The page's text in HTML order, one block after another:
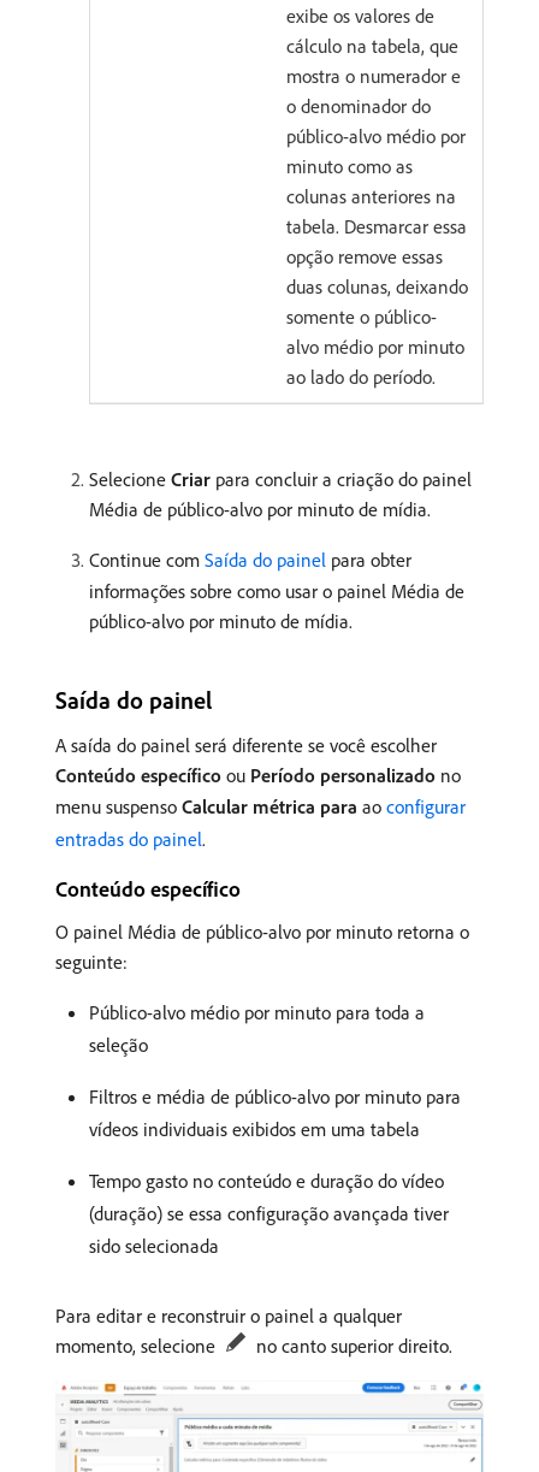
exibe os valores de
cálculo na tabela, que
mostra o numerador e
o denominador do
público-alvo médio por
minuto como as
colunas anteriores na
tabela. Desmarcar essa
opção remove essas
duas colunas, deixando
somente o público-
alvo médio por minuto
ao lado do período.
Selecione Criar para concluir a criação do painel
Média de público-alvo por minuto de mídia.
Continue com Saída do painel para obter
informações sobre como usar o painel Média de
público-alvo por minuto de mídia.
Saída do painel
A saída do painel será diferente se você escolher
Conteúdo específico ou Período personalizado no
menu suspenso Calcular métrica para ao configurar
entradas do painel.
Conteúdo específico
O painel Média de público-alvo por minuto retorna o
seguinte:
Público-alvo médio por minuto para toda a
seleção
Filtros e média de público-alvo por minuto para
vídeos individuais exibidos em uma tabela
Tempo gasto no conteúdo e duração do vídeo
(duração) se essa configuração avançada tiver
sido selecionada
Para editar e reconstruir o painel a qualquer
momento, selecione
no canto superior direito.